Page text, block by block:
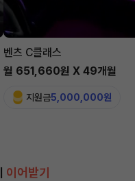
벤츠 C클래스
월 651,660원 X 49개월
지원금5,000,000원
이어받기